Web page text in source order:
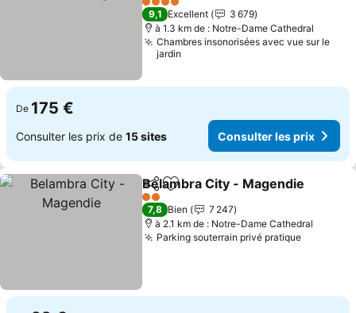
4 Étoiles
9,1 Excellent
3 679
à 1.3 km de : Notre-Dame Cathedral
Chambres insonorisées avec vue sur le
jardin
De 175 €
Consulter les prix de 15 sites Consulter les prix
PartagerAjouter à mes favoris
Belambra City - Magendie
2 Étoiles
7,8 Bien
7 247
à 2.1 km de : Notre-Dame Cathedral
Parking souterrain privé pratique